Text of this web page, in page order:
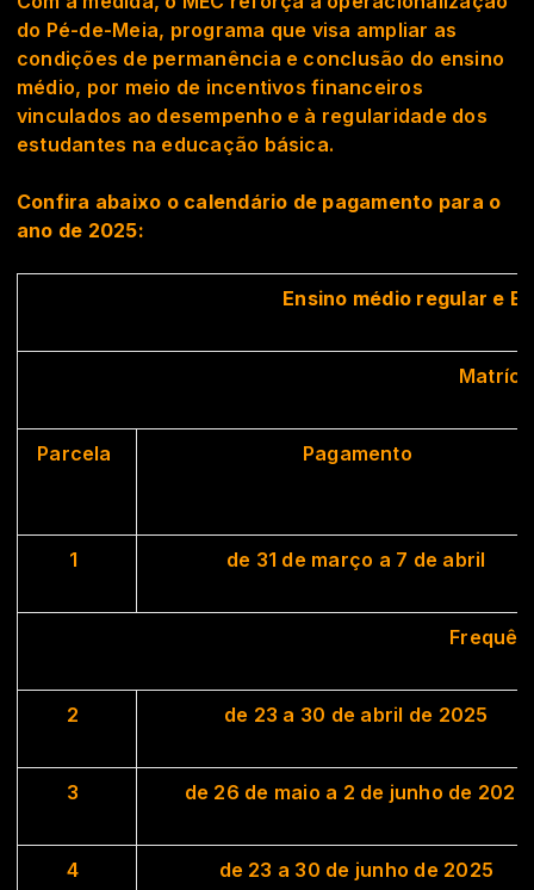
do Pé-de-Meia, programa que visa ampliar as
condições de permanência e conclusão do ensino
médio, por meio de incentivos financeiros
vinculados ao desempenho e à regularidade dos
estudantes na educação básica.
Confira abaixo o calendário de pagamento para o
ano de 2025:
Ensino médio regular e
Parcela Pagamento
1 de 31 de março a 7 de abril
2 de 23 a 30 de abril de 2025
3 de 26 de maio a 2 de junho de 2025
4 de 23 a 30 de junho de 2025